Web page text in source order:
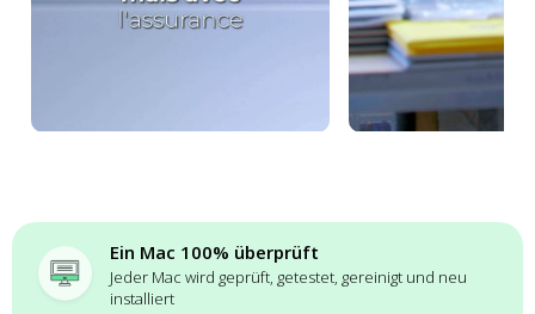
Ein Mac 100% überprüft
Jeder Mac wird geprüft, getestet, gereinigt und neu
installiert